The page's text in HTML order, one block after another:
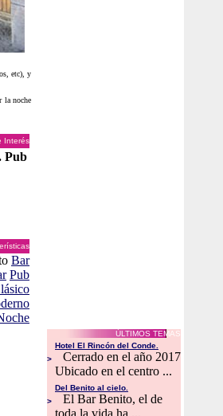
etc), y
la noche
Interés
Pub
Bar
Pub
ÚLTIMOS TEMAS
>
Hotel El Rincón del Conde.
Cerrado en el año 2017
Ubicado en el centro ...
>
Del Benito al cielo.
El Bar Benito, el de
toda la vida ha ...